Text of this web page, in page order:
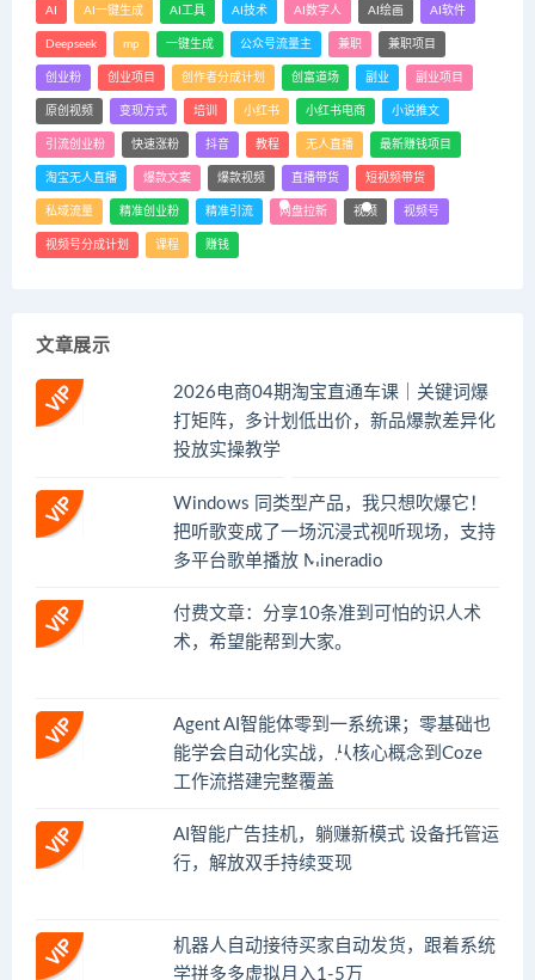
AI AI一键生成 AI工具 AI技术 AI数字人 AI绘画 AI软件
Deepseek mp 一键生成 公众号流量主 兼职 兼职项目
创业粉 创业项目 创作者分成计划 创富道场 副业 副业项目
原创视频 变现方式 培训 小红书 小红书电商 小说推文
引流创业粉 快速涨粉 抖音 教程 无人直播 最新赚钱项目
淘宝无人直播 爆款文案 爆款视频 直播带货 短视频带货
私域流量 精准创业粉 精准引流 网盘拉新 视频 视频号
视频号分成计划 课程 赚钱
文章展示
2026电商04期淘宝直通车课｜关键词爆
打矩阵，多计划低出价，新品爆款差异化
投放实操教学
Windows 同类型产品，我只想吹爆它！
把听歌变成了一场沉浸式视听现场，支持
多平台歌单播放 Mineradio
付费文章：分享10条准到可怕的识人术
术，希望能帮到大家。
Agent AI智能体零到一系统课；零基础也
能学会自动化实战，从核心概念到Coze
工作流搭建完整覆盖
AI智能广告挂机，躺赚新模式 设备托管运
行，解放双手持续变现
机器人自动接待买家自动发货，跟着系统
学拼多多虚拟月入1-5万